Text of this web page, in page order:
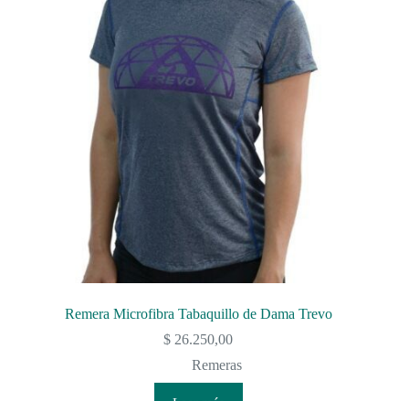
Remera Microfibra Tabaquillo de Dama Trevo
$ 26.250,00
Remeras